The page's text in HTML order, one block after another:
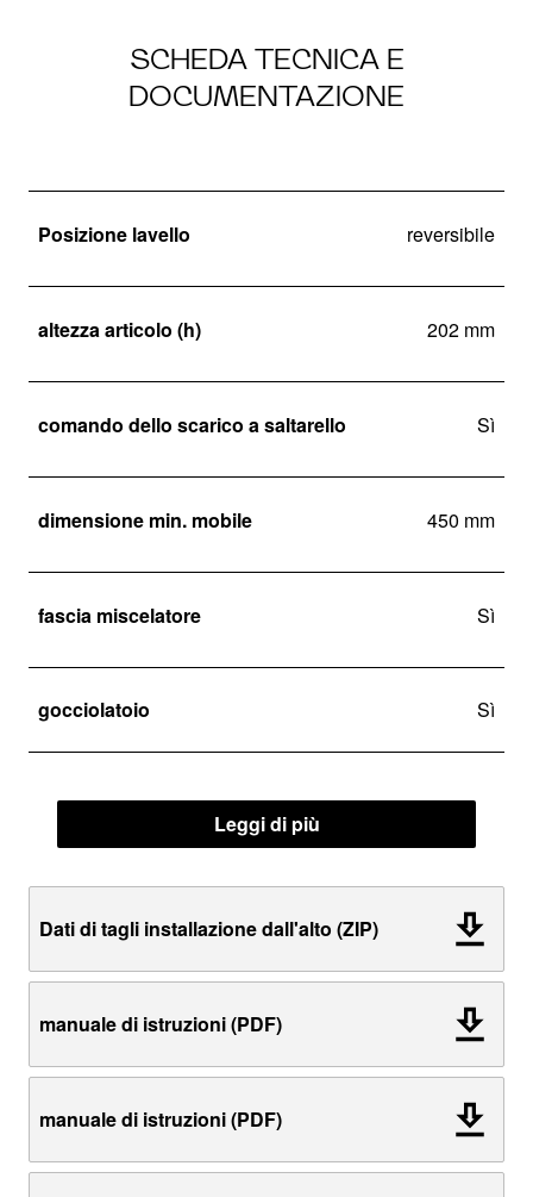
SCHEDA TECNICA E
DOCUMENTAZIONE
Posizione lavello reversibile
altezza articolo (h) 202 mm
comando dello scarico a saltarello Sì
dimensione min. mobile 450 mm
fascia miscelatore Sì
gocciolatoio Sì
Leggi di più
Dati di tagli installazione dall'alto (ZIP)
manuale di istruzioni (PDF)
manuale di istruzioni (PDF)